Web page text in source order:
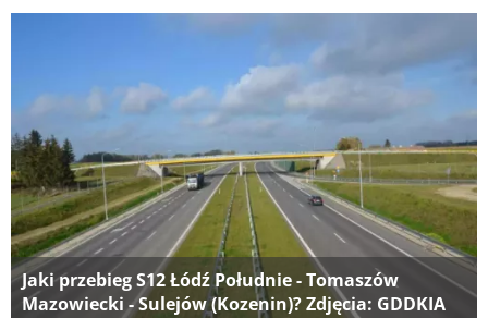
Jaki przebieg S12 Łódź Południe - Tomaszów
Mazowiecki - Sulejów (Kozenin)? Zdjęcia: GDDKIA